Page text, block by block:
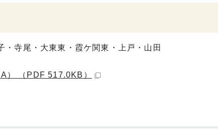
・寺尾・大東東・霞ケ関東・上戸・山田
） （PDF 517.0KB）